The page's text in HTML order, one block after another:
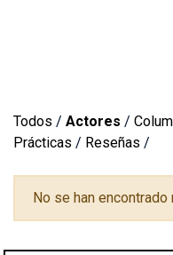
Todos / Actores /
Prácticas / Reseñas /
No se han